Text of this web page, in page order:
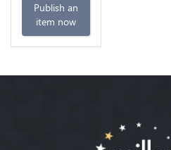
Publish an
item now